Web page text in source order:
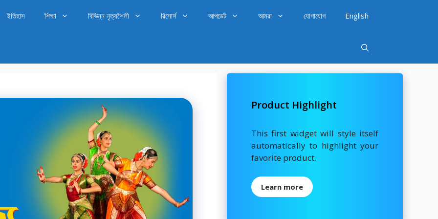
ইতিহাস শিক্ষা বিভিন্ন নৃত্যশৈলী রিসোর্স আপডেট আমরা যোগাযোগ English
Product Highlight
This first widget will style itself
automatically to highlight your
favorite product.
Learn more